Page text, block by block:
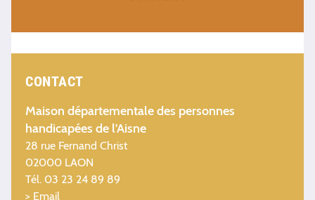
CONTACT
Maison départementale des personnes
handicapées de l'Aisne
28 rue Fernand Christ
02000 LAON
Tél. 03 23 24 89 89
> Email